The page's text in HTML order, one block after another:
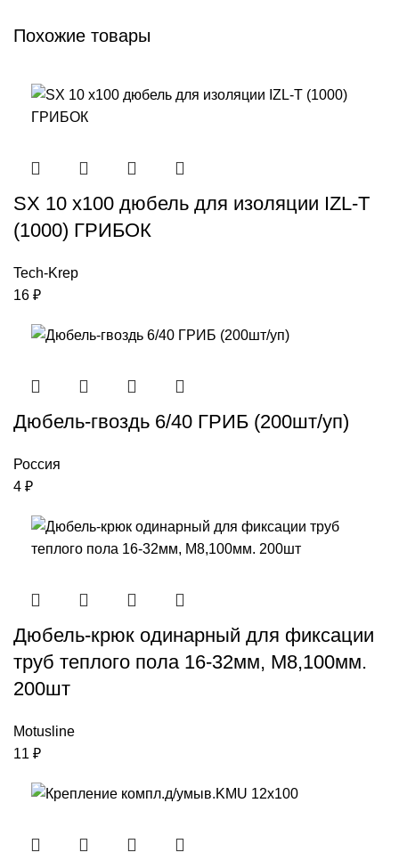
Похожие товары
SX 10 х100 дюбель для изоляции IZL-T
(1000) ГРИБОК
Tech-Krep
16 ₽
Дюбель-гвоздь 6/40 ГРИБ (200шт/уп)
Россия
4 ₽
Дюбель-крюк одинарный для фиксации
труб теплого пола 16-32мм, М8,100мм.
200шт
Motusline
11 ₽